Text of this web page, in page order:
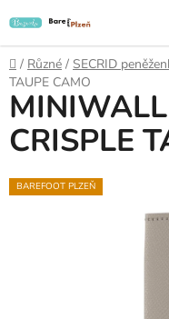
na
obsah
Domů
/ Různé / SECRID
TAUPE CAMO
CRISPLE
BAREFOOT PLZEŇ